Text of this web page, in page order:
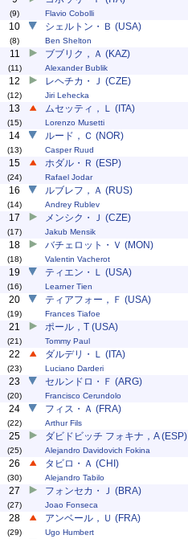
(9) Flavio Cobolli
10
(8)
シェルトン・Ｂ (USA)
Ben Shelton
11
(11)
ブブリク，Ａ (KAZ)
Alexander Bublik
12
(12)
レヘチカ・Ｊ (CZE)
Jiri Lehecka
13
(15)
ムセッティ，Ｌ (ITA)
Lorenzo Musetti
14
(13)
ルード，Ｃ (NOR)
Casper Ruud
15
(24)
ホダル・Ｒ (ESP)
Rafael Jodar
16
(14)
ルブレフ，Ａ (RUS)
Andrey Rublev
17
(17)
メンシク・Ｊ (CZE)
Jakub Mensik
18
(18)
バチェロット・Ｖ (MON)
Valentin Vacherot
19
(16)
ティエン・Ｌ (USA)
Learner Tien
20
(19)
ティアフォー，Ｆ (USA)
Frances Tiafoe
21
(21)
ポール，T (USA)
Tommy Paul
22
(23)
ダルデリ・Ｌ (ITA)
Luciano Darderi
23
(20)
セルンドロ・Ｆ (ARG)
Francisco Cerundolo
24
(22)
フィス・Ａ (FRA)
Arthur Fils
25
(25)
ダビドビッチ フォキナ，A (ESP)
Alejandro Davidovich Fokina
26
(30)
タビロ・Ａ (CHI)
Alejandro Tabilo
27
(27)
フォンセカ・Ｊ (BRA)
Joao Fonseca
28
(29)
アンベール，Ｕ (FRA)
Ugo Humbert